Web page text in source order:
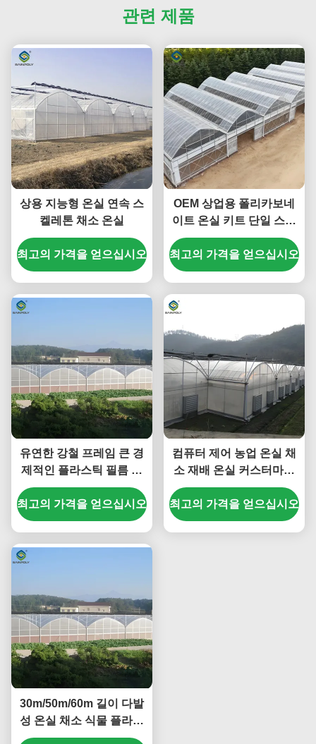
관련 제품
상용 지능형 온실 연속 스
켈레톤 채소 온실
최고의 가격을 얻으십시오
OEM 상업용 폴리카보네
이트 온실 키트 단일 스판
온실 채소 심기
최고의 가격을 얻으십시오
유연한 강철 프레임 큰 경
제적인 플라스틱 필름 온
실 최적의 성장
최고의 가격을 얻으십시오
컴퓨터 제어 농업 온실 채
소 재배 온실 커스터마이
징 크기
최고의 가격을 얻으십시오
30m/50m/60m 길이 다발
성 온실 채소 식물 플라스
틱 필름 온실